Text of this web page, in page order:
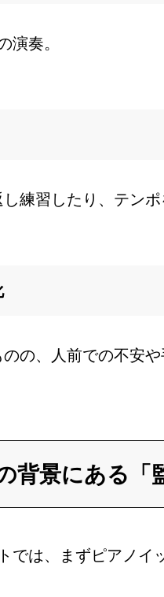
演奏。
練習したり、テンポ
の、人前での不安や
背景にある「
では、まずピアノイ